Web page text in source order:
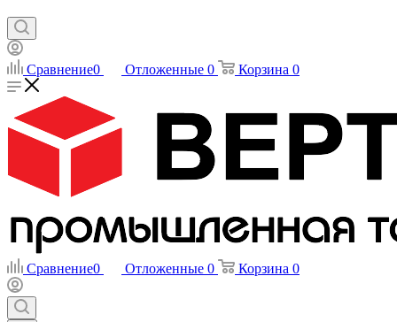
Сравнение0 Отложенные 0 Корзина 0
Сравнение0 Отложенные 0 Корзина 0